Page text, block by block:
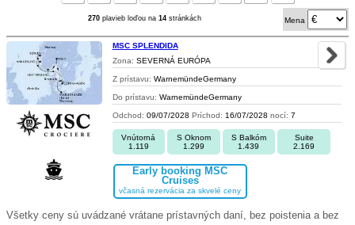
270 plavieb loďou na 14 stránkách Mena
MSC SPLENDIDA
Zona: SEVERNÁ EURÓPA
Z prístavu: WarnemündeGermany
Do prístavu: WarnemündeGermany
Odchod: 09/07/2028 Príchod: 16/07/2028 nocí: 7
Vnútorná
1.119
S Oknom
1.299
S Balkóm
1.439
Suite
2.169
Early booking MSC
Cruises
včasná rezervácia za skvelé ceny
Všetky ceny sú uvádzané vrátane prístavných daní, bez poistenia a bez